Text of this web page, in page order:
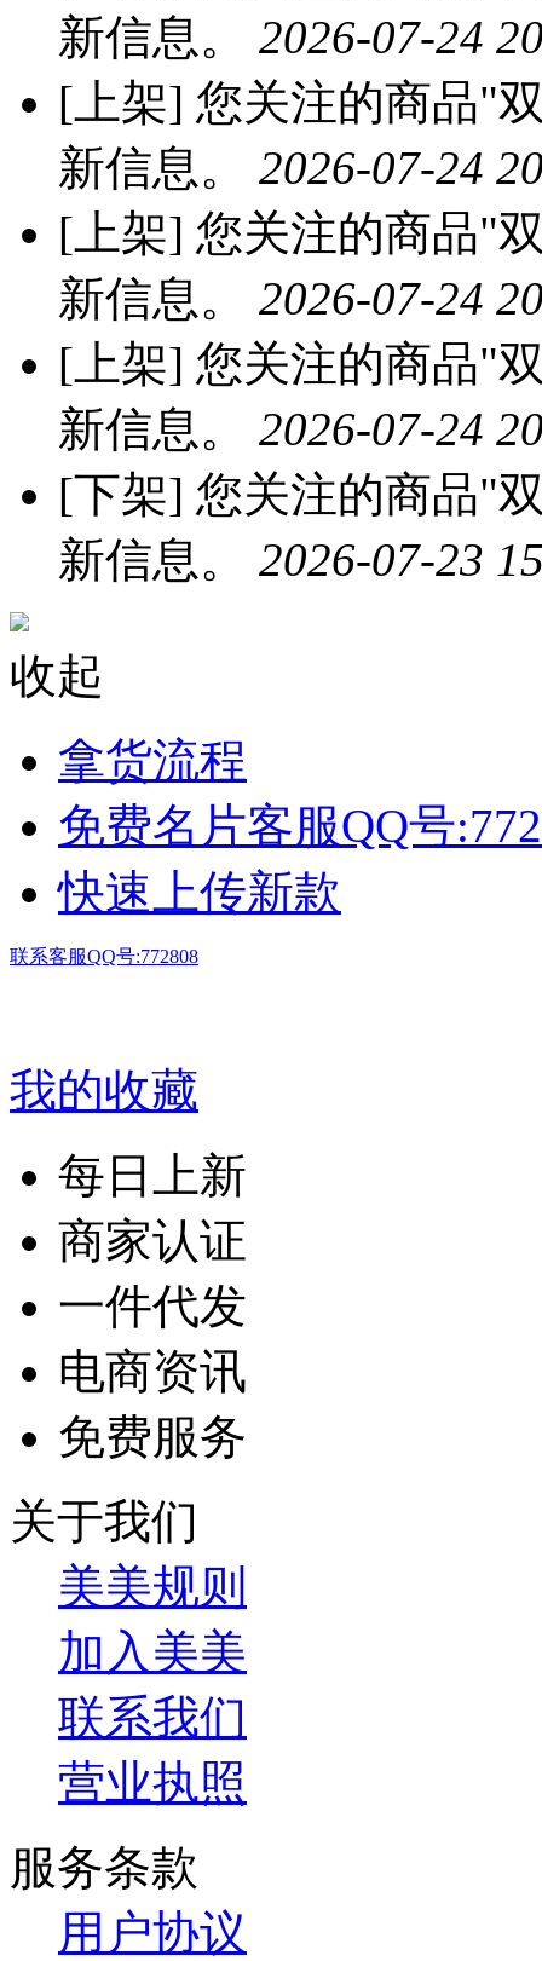
新信息。 2026-07-24
[上架] 您关注的商品"
新信息。 2026-07-24
[上架] 您关注的商品"
新信息。 2026-07-24
[上架] 您关注的商品"
新信息。 2026-07-24
[下架] 您关注的商品"
新信息。 2026-07-23
收起
拿货流程
免费名片客服QQ号
快速上传新款
联系客服QQ号:772808
我的收藏
每日上新
商家认证
一件代发
电商资讯
免费服务
关于我们
美美规则
加入美美
联系我们
营业执照
服务条款
用户协议